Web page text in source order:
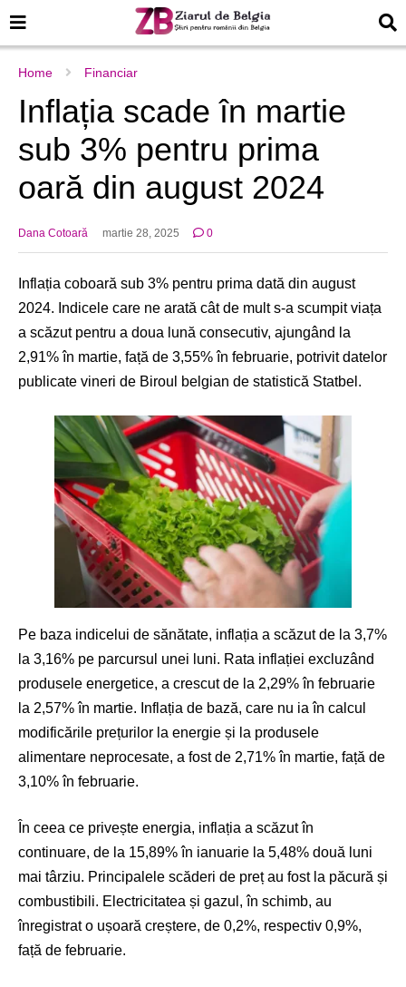
Home Financiar
Inflația scade în martie
sub 3% pentru prima
oară din august 2024
Dana Cotoară martie 28, 2025 0
Inflația coboară sub 3% pentru prima dată din august
2024. Indicele care ne arată cât de mult s-a scumpit viața
a scăzut pentru a doua lună consecutiv, ajungând la
2,91% în martie, față de 3,55% în februarie, potrivit datelor
publicate vineri de Biroul belgian de statistică Statbel.
Pe baza indicelui de sănătate, inflația a scăzut de la 3,7%
la 3,16% pe parcursul unei luni. Rata inflației excluzând
produsele energetice, a crescut de la 2,29% în februarie
la 2,57% în martie. Inflația de bază, care nu ia în calcul
modificările prețurilor la energie și la produsele
alimentare neprocesate, a fost de 2,71% în martie, față de
3,10% în februarie.
În ceea ce privește energia, inflația a scăzut în
continuare, de la 15,89% în ianuarie la 5,48% două luni
mai târziu. Principalele scăderi de preț au fost la păcură și
combustibili. Electricitatea și gazul, în schimb, au
înregistrat o ușoară creștere, de 0,2%, respectiv 0,9%,
față de februarie.